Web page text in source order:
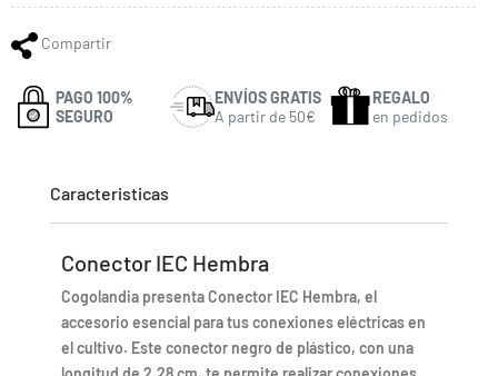
Compartir
PAGO 100%
SEGURO
ENVÍOS GRATIS
A partir de 50€
REGALO
en pedidos
Caracteristicas
Conector IEC Hembra
Cogolandia presenta Conector IEC Hembra, el
accesorio esencial para tus conexiones eléctricas en
el cultivo. Este conector negro de plástico, con una